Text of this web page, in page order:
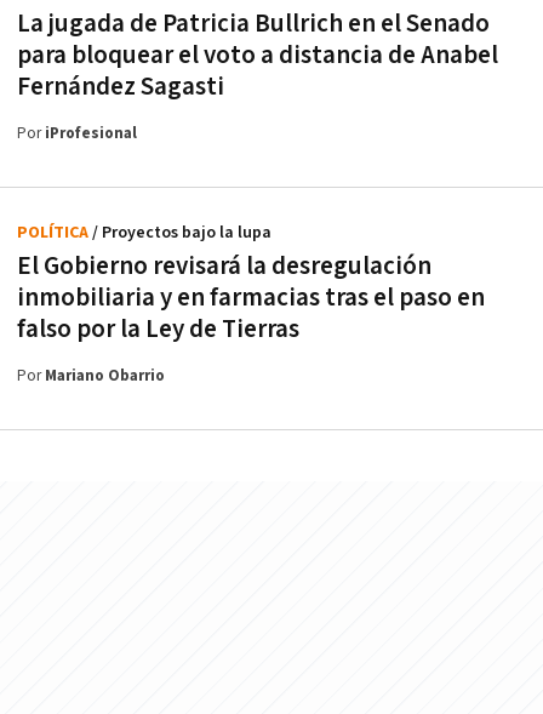
La jugada de Patricia Bullrich en el Senado
para bloquear el voto a distancia de Anabel
Fernández Sagasti
PoriProfesional
El Gobierno revisará la desregulación
inmobiliaria y en farmacias tras el paso en
falso por la Ley de Tierras
POLÍTICA/ Proyectos bajo la lupa
PorMariano Obarrio